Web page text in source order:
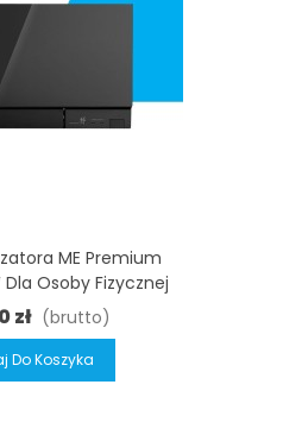
ME Premium
Dla Osoby Fizycznej
zł (brutto)
Do Koszyka